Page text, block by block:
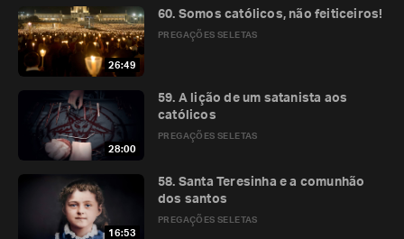
26:49
PREGAÇÕES SELETAS
60. Somos católicos, não feiticeiros!
28:00
PREGAÇÕES SELETAS
59. A lição de um satanista aos
católicos
16:53
PREGAÇÕES SELETAS
58. Santa Teresinha e a comunhão
dos santos